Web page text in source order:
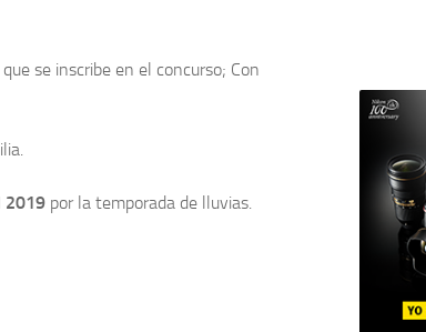
se inscribe en el concurso; Con
2019 por la temporada de lluvias.